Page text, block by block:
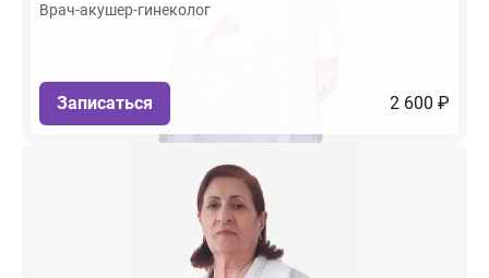
Врач-акушер-гинеколог
Записаться 2 600 ₽